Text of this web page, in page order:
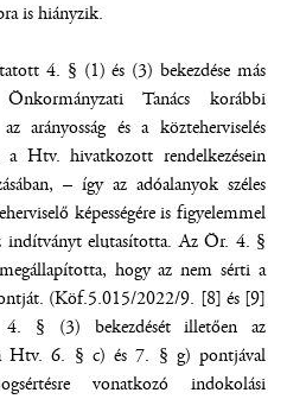
is hiányzik.
4. § (1) és (3) bekezdése más
Tanács korábbi
arányosság és a közteherviselés
a Htv. hivatkozott rendelkezésein
– így az adóalanyok széles
képességére is figyelemmel
indítványt elutasította. Az Ör. 4. §
hogy az nem sérti a
(Köf.5.015/2022/9. [8] és [9]
4. § (3) bekezdését illetően az
Htv. 6. § c) és 7. § g) pontjával
vonatkozó indokolási